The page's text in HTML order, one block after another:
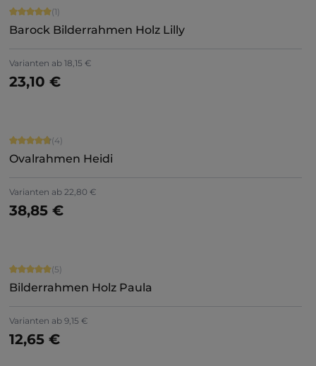
Durchschnittliche Bewertung von 5 von 5 Sternen
(1)
Barock Bilderrahmen Holz Lilly
Varianten ab 18,15 €
23,10 €
Jetzt konfigurieren
Durchschnittliche Bewertung von 4.75 von 5 Sternen
(4)
Ovalrahmen Heidi
Varianten ab 22,80 €
38,85 €
Details
Durchschnittliche Bewertung von 5 von 5 Sternen
(5)
Bilderrahmen Holz Paula
Varianten ab 9,15 €
12,65 €
Jetzt konfigurieren